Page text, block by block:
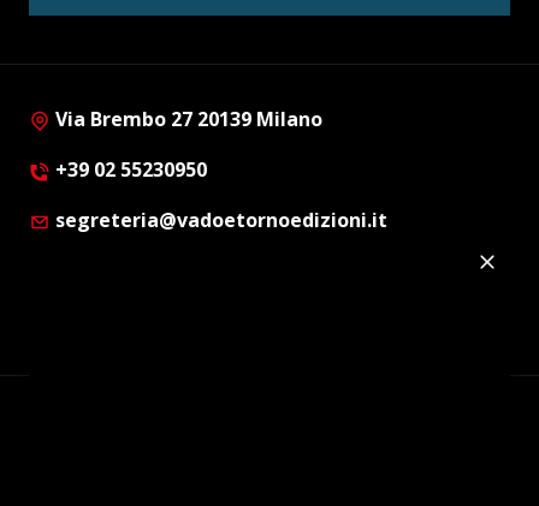
Via Brembo 27 20139 Milano
+39 02 55230950
segreteria@vadoetornoedizioni.it